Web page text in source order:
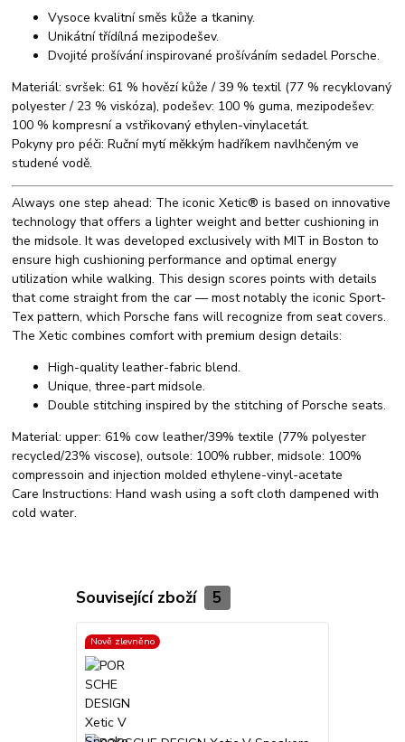
Vysoce kvalitní směs kůže a tkaniny.
Unikátní třídílná mezipodešev.
Dvojité prošívání inspirované prošíváním sedadel Porsche.
Materiál: svršek: 61 % hovězí kůže / 39 % textil (77 % recyklovaný
polyester / 23 % viskóza), podešev: 100 % guma, mezipodešev:
100 % kompresní a vstřikovaný ethylen-vinylacetát.
Pokyny pro péči: Ruční mytí měkkým hadříkem navlhčeným ve
studené vodě.
Always one step ahead: The iconic Xetic® is based on innovative
technology that offers a lighter weight and better cushioning in
the midsole. It was developed exclusively with MIT in Boston to
ensure high cushioning performance and optimal energy
utilization while walking. This design scores points with details
that come straight from the car — most notably the iconic Sport-
Tex pattern, which Porsche fans will recognize from seat covers.
The Xetic combines comfort with premium design details:
High-quality leather-fabric blend.
Unique, three-part midsole.
Double stitching inspired by the stitching of Porsche seats.
Material:upper: 61% cow leather/39% textile (77% polyester
recycled/23% viscose), outsole: 100% rubber, midsole: 100%
compressoin and injection molded ethylene-vinyl-acetate
Care Instructions:Hand wash using a soft cloth dampened with
cold water.
Související zboží 5
Nově zlevněno